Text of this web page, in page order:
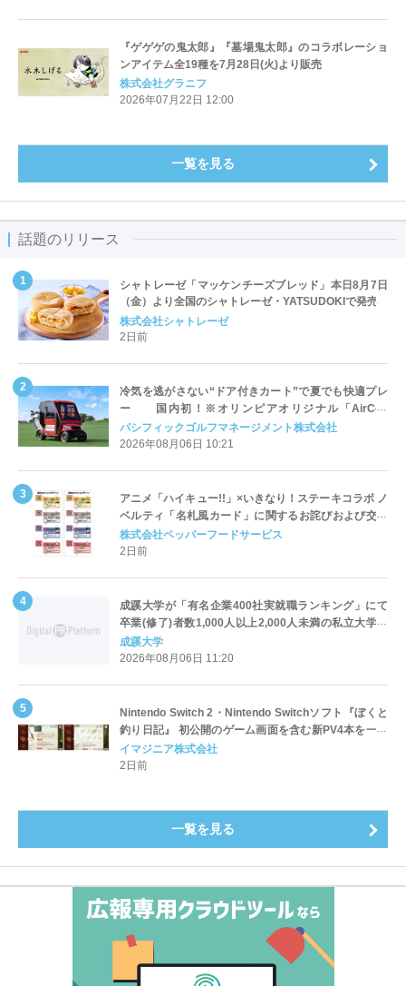
『ゲゲゲの鬼太郎』『墓場鬼太郎』のコラボレーショ
ンアイテム全19種を7月28日(火)より販売
株式会社グラニフ
2026年07月22日 12:00
一覧を見る
話題のリリース
シャトレーゼ「マッケンチーズブレッド」本日8月7日
（金）より全国のシャトレーゼ・YATSUDOKIで発売
株式会社シャトレーゼ
2日前
冷気を逃がさない“ドア付きカート”で夏でも快適プレ
ー 国内初！※オリンピアオリジナル「AirCon
Cart（エアコンカート）」導入 | ＰＧＭ
パシフィックゴルフマネージメント株式会社
2026年08月06日 10:21
アニメ「ハイキュー!!」×いきなり！ステーキコラボ ノ
ベルティ「名札風カード」に関するお詫びおよび交換
対応についてのご案内
株式会社ペッパーフードサービス
2日前
成蹊大学が「有名企業400社実就職ランキング」にて
卒業(修了)者数1,000人以上2,000人未満の私立大学で
全国第1位を獲得！～実就職率は26.5%（前年比＋
4.3pt）に伸長、東京の私立大学でも10位にランクイン
成蹊大学
2026年08月06日 11:20
Nintendo Switch 2・Nintendo Switchソフト『ぼくと
釣り日記』 初公開のゲーム画面を含む新PV4本を一挙
公開！
イマジニア株式会社
2日前
一覧を見る